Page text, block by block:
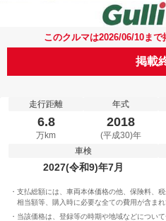
このクルマは2026/06/10まで
掲載
走行距離
6.8
万km
年式
2018
(平成30)年
車検
2027(令和9)年7月
支払総額には、車両本体価格の他、保険料、
相当額等、購入時に必要な全ての費用が含まれ
当該価格は、登録等の時期や地域などについ